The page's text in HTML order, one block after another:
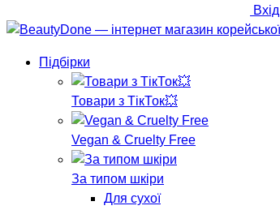
Вхід
Підбірки
Товари з ТікТок💥
Vegan & Cruelty Free
За типом шкіри
Для сухої